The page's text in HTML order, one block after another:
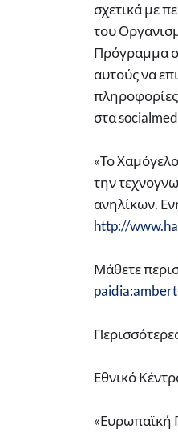
σχετικά με
του
Πρόγραμμα
αυτούς να
πληροφορίες
στα
«Το
την
ανηλίκων.
http://
Μάθετε
Εθνικό
«Ευρωπαϊκή